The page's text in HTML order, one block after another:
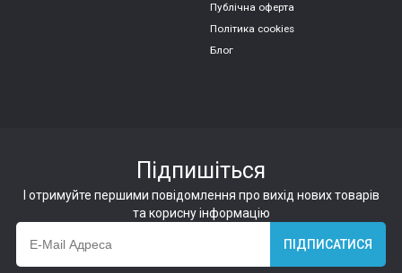
Публічна оферта
Політика cookies
Блог
Підпишіться
І отримуйте першими повідомлення про вихід нових товарів
та корисну інформацію
ПІДПИСАТИСЯ